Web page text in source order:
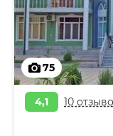
75
4,1 10